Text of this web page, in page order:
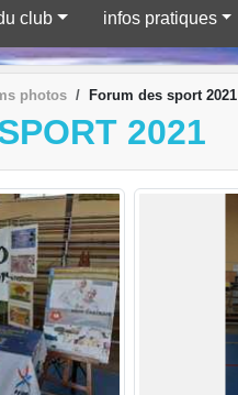
club infos pratiques
photos Forum des sport 2021
2021